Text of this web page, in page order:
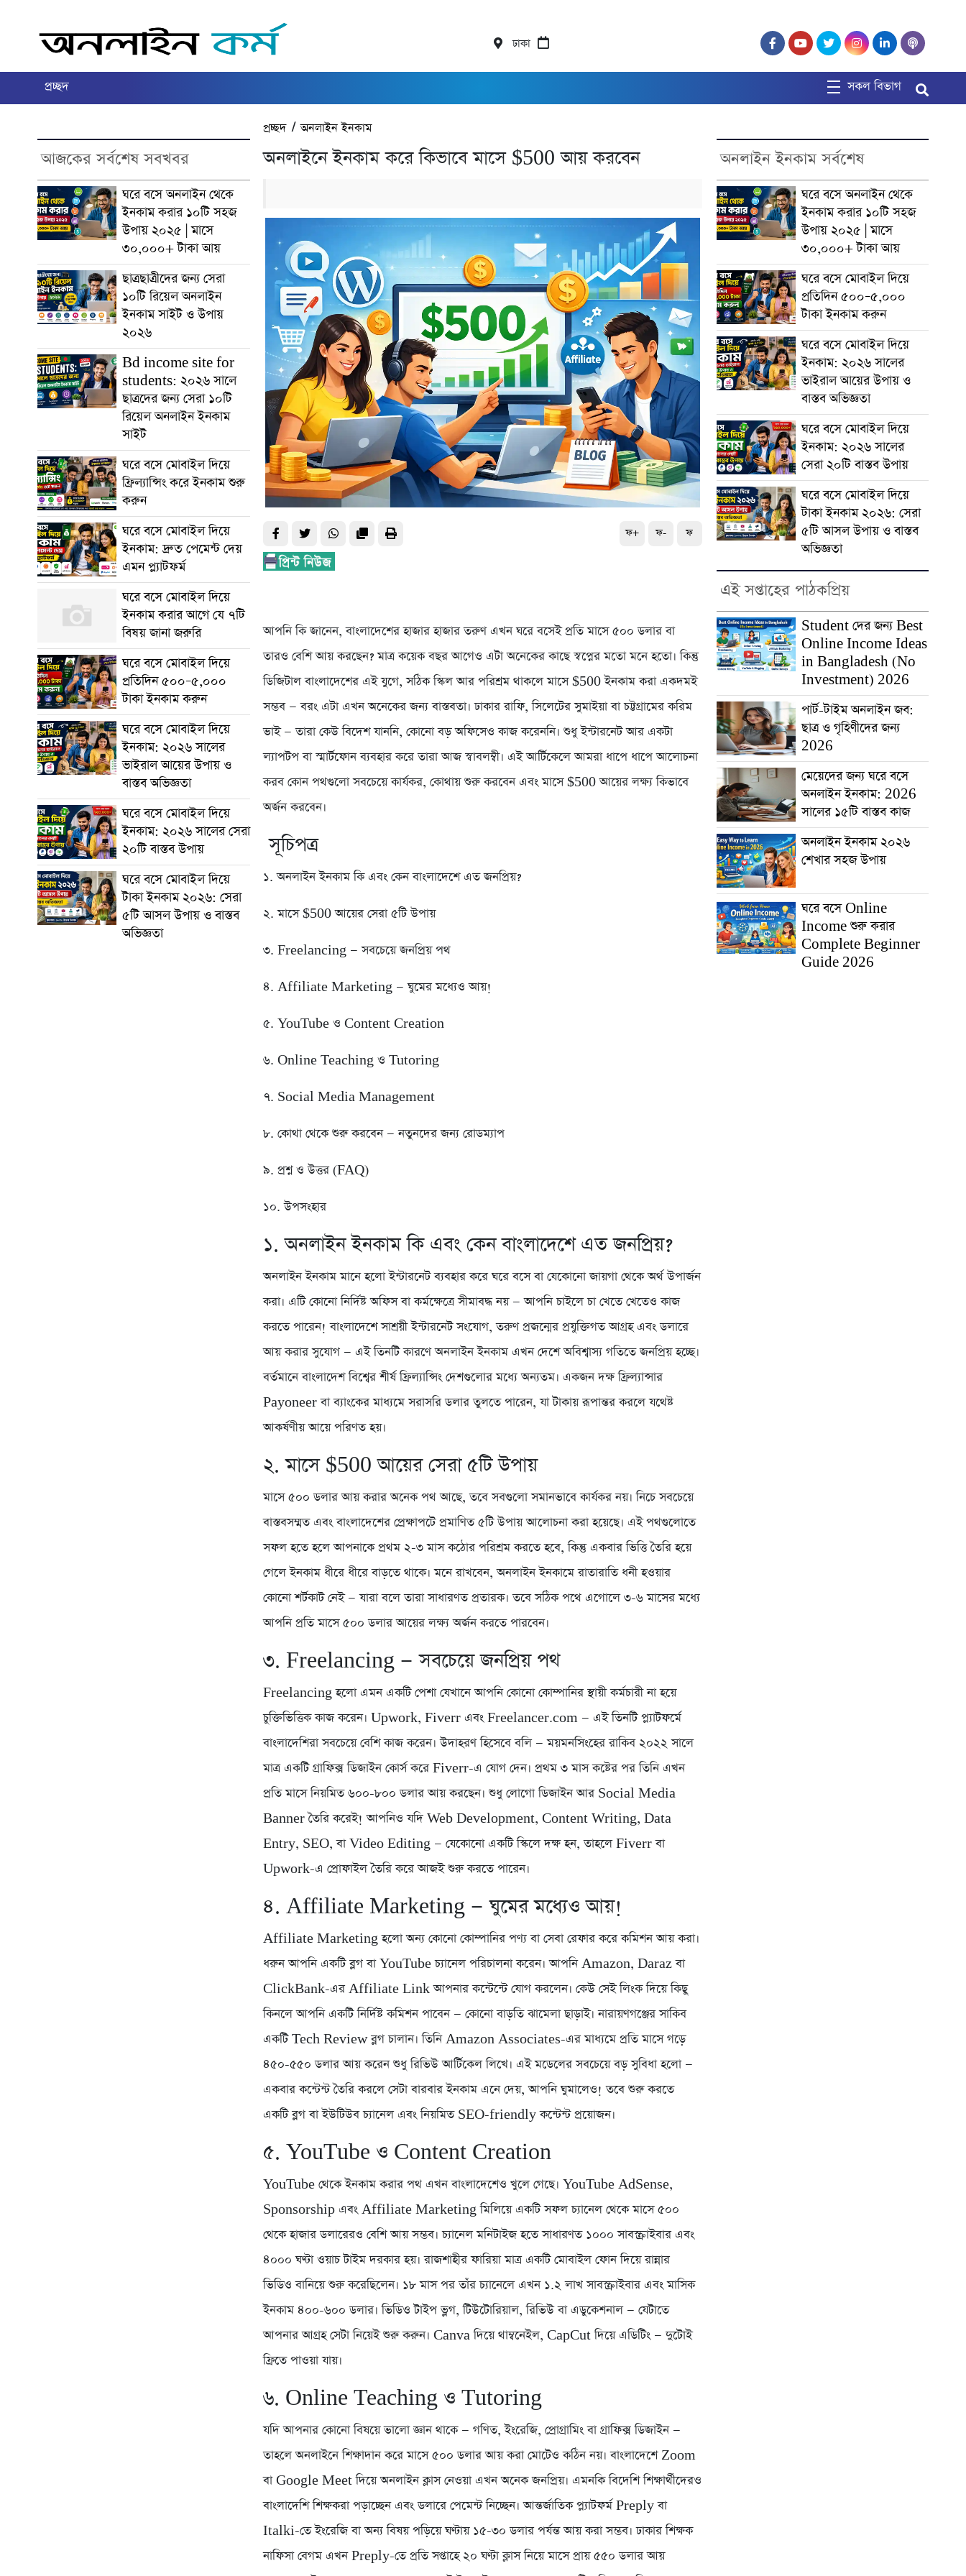
ঢাকা
প্রচ্ছদ সকল বিভাগ
আজকের সর্বশেষ সবখবর
ঘরে বসে অনলাইন থেকে
ইনকাম করার ১০টি সহজ
উপায় ২০২৫ | মাসে
৩০,০০০+ টাকা আয়
ছাত্রছাত্রীদের জন্য সেরা
১০টি রিয়েল অনলাইন
ইনকাম সাইট ও উপায়
২০২৬
Bd income site for
students: ২০২৬ সালে
ছাত্রদের জন্য সেরা ১০টি
রিয়েল অনলাইন ইনকাম
সাইট
ঘরে বসে মোবাইল দিয়ে
ফ্রিল্যান্সিং করে ইনকাম শুরু
করুন
ঘরে বসে মোবাইল দিয়ে
ইনকাম: দ্রুত পেমেন্ট দেয়
এমন প্ল্যাটফর্ম
ঘরে বসে মোবাইল দিয়ে
ইনকাম করার আগে যে ৭টি
বিষয় জানা জরুরি
ঘরে বসে মোবাইল দিয়ে
প্রতিদিন ৫০০–৫,০০০
টাকা ইনকাম করুন
ঘরে বসে মোবাইল দিয়ে
ইনকাম: ২০২৬ সালের
ভাইরাল আয়ের উপায় ও
বাস্তব অভিজ্ঞতা
ঘরে বসে মোবাইল দিয়ে
ইনকাম: ২০২৬ সালের সেরা
২০টি বাস্তব উপায়
ঘরে বসে মোবাইল দিয়ে
টাকা ইনকাম ২০২৬: সেরা
৫টি আসল উপায় ও বাস্তব
অভিজ্ঞতা
প্রচ্ছদ/অনলাইন ইনকাম
অনলাইনে ইনকাম করে কিভাবে মাসে $500 আয় করবেন
ফ+ ফ- ফ
আপনি কি জানেন, বাংলাদেশের হাজার হাজার তরুণ এখন ঘরে বসেই প্রতি মাসে ৫০০ ডলার বা
তারও বেশি আয় করছেন? মাত্র কয়েক বছর আগেও এটা অনেকের কাছে স্বপ্নের মতো মনে হতো। কিন্তু
ডিজিটাল বাংলাদেশের এই যুগে, সঠিক স্কিল আর পরিশ্রম থাকলে মাসে $500 ইনকাম করা একদমই
সম্ভব — বরং এটা এখন অনেকের জন্য বাস্তবতা। ঢাকার রাফি, সিলেটের সুমাইয়া বা চট্টগ্রামের করিম
ভাই — তারা কেউ বিদেশ যাননি, কোনো বড় অফিসেও কাজ করেননি। শুধু ইন্টারনেট আর একটা
ল্যাপটপ বা স্মার্টফোন ব্যবহার করে তারা আজ স্বাবলম্বী। এই আর্টিকেলে আমরা ধাপে ধাপে আলোচনা
করব কোন পথগুলো সবচেয়ে কার্যকর, কোথায় শুরু করবেন এবং মাসে $500 আয়ের লক্ষ্য কিভাবে
অর্জন করবেন।
সূচিপত্র
১. অনলাইন ইনকাম কি এবং কেন বাংলাদেশে এত জনপ্রিয়?
২. মাসে $500 আয়ের সেরা ৫টি উপায়
৩. Freelancing — সবচেয়ে জনপ্রিয় পথ
৪. Affiliate Marketing — ঘুমের মধ্যেও আয়!
৫. YouTube ও Content Creation
৬. Online Teaching ও Tutoring
৭. Social Media Management
৮. কোথা থেকে শুরু করবেন — নতুনদের জন্য রোডম্যাপ
৯. প্রশ্ন ও উত্তর (FAQ)
১০. উপসংহার
১. অনলাইন ইনকাম কি এবং কেন বাংলাদেশে এত জনপ্রিয়?
অনলাইন ইনকাম মানে হলো ইন্টারনেট ব্যবহার করে ঘরে বসে বা যেকোনো জায়গা থেকে অর্থ উপার্জন
করা। এটি কোনো নির্দিষ্ট অফিস বা কর্মক্ষেত্রে সীমাবদ্ধ নয় — আপনি চাইলে চা খেতে খেতেও কাজ
করতে পারেন! বাংলাদেশে সাশ্রয়ী ইন্টারনেট সংযোগ, তরুণ প্রজন্মের প্রযুক্তিগত আগ্রহ এবং ডলারে
আয় করার সুযোগ — এই তিনটি কারণে অনলাইন ইনকাম এখন দেশে অবিশ্বাস্য গতিতে জনপ্রিয় হচ্ছে।
বর্তমানে বাংলাদেশ বিশ্বের শীর্ষ ফ্রিল্যান্সিং দেশগুলোর মধ্যে অন্যতম। একজন দক্ষ ফ্রিল্যান্সার
Payoneer বা ব্যাংকের মাধ্যমে সরাসরি ডলার তুলতে পারেন, যা টাকায় রূপান্তর করলে যথেষ্ট
আকর্ষণীয় আয়ে পরিণত হয়।
২. মাসে $500 আয়ের সেরা ৫টি উপায়
মাসে ৫০০ ডলার আয় করার অনেক পথ আছে, তবে সবগুলো সমানভাবে কার্যকর নয়। নিচে সবচেয়ে
বাস্তবসম্মত এবং বাংলাদেশের প্রেক্ষাপটে প্রমাণিত ৫টি উপায় আলোচনা করা হয়েছে। এই পথগুলোতে
সফল হতে হলে আপনাকে প্রথম ২-৩ মাস কঠোর পরিশ্রম করতে হবে, কিন্তু একবার ভিত্তি তৈরি হয়ে
গেলে ইনকাম ধীরে ধীরে বাড়তে থাকে। মনে রাখবেন, অনলাইন ইনকামে রাতারাতি ধনী হওয়ার
কোনো শর্টকাট নেই — যারা বলে তারা সাধারণত প্রতারক। তবে সঠিক পথে এগোলে ৩-৬ মাসের মধ্যে
আপনি প্রতি মাসে ৫০০ ডলার আয়ের লক্ষ্য অর্জন করতে পারবেন।
৩. Freelancing — সবচেয়ে জনপ্রিয় পথ
Freelancing হলো এমন একটি পেশা যেখানে আপনি কোনো কোম্পানির স্থায়ী কর্মচারী না হয়ে
চুক্তিভিত্তিক কাজ করেন। Upwork, Fiverr এবং Freelancer.com — এই তিনটি প্ল্যাটফর্মে
বাংলাদেশিরা সবচেয়ে বেশি কাজ করেন। উদাহরণ হিসেবে বলি — ময়মনসিংহের রাকিব ২০২২ সালে
মাত্র একটি গ্রাফিক্স ডিজাইন কোর্স করে Fiverr-এ যোগ দেন। প্রথম ৩ মাস কষ্টের পর তিনি এখন
প্রতি মাসে নিয়মিত ৬০০-৮০০ ডলার আয় করছেন। শুধু লোগো ডিজাইন আর Social Media
Banner তৈরি করেই! আপনিও যদি Web Development, Content Writing, Data
Entry, SEO, বা Video Editing — যেকোনো একটি স্কিলে দক্ষ হন, তাহলে Fiverr বা
Upwork-এ প্রোফাইল তৈরি করে আজই শুরু করতে পারেন।
৪. Affiliate Marketing — ঘুমের মধ্যেও আয়!
Affiliate Marketing হলো অন্য কোনো কোম্পানির পণ্য বা সেবা রেফার করে কমিশন আয় করা।
ধরুন আপনি একটি ব্লগ বা YouTube চ্যানেল পরিচালনা করেন। আপনি Amazon, Daraz বা
ClickBank-এর Affiliate Link আপনার কন্টেন্টে যোগ করলেন। কেউ সেই লিংক দিয়ে কিছু
কিনলে আপনি একটি নির্দিষ্ট কমিশন পাবেন — কোনো বাড়তি ঝামেলা ছাড়াই। নারায়ণগঞ্জের সাকিব
একটি Tech Review ব্লগ চালান। তিনি Amazon Associates-এর মাধ্যমে প্রতি মাসে গড়ে
৪৫০-৫৫০ ডলার আয় করেন শুধু রিভিউ আর্টিকেল লিখে। এই মডেলের সবচেয়ে বড় সুবিধা হলো —
একবার কন্টেন্ট তৈরি করলে সেটা বারবার ইনকাম এনে দেয়, আপনি ঘুমালেও! তবে শুরু করতে
একটি ব্লগ বা ইউটিউব চ্যানেল এবং নিয়মিত SEO-friendly কন্টেন্ট প্রয়োজন।
৫. YouTube ও Content Creation
YouTube থেকে ইনকাম করার পথ এখন বাংলাদেশেও খুলে গেছে। YouTube AdSense,
Sponsorship এবং Affiliate Marketing মিলিয়ে একটি সফল চ্যানেল থেকে মাসে ৫০০
থেকে হাজার ডলারেরও বেশি আয় সম্ভব। চ্যানেল মনিটাইজ হতে সাধারণত ১০০০ সাবস্ক্রাইবার এবং
৪০০০ ঘণ্টা ওয়াচ টাইম দরকার হয়। রাজশাহীর ফারিয়া মাত্র একটি মোবাইল ফোন দিয়ে রান্নার
ভিডিও বানিয়ে শুরু করেছিলেন। ১৮ মাস পর তাঁর চ্যানেলে এখন ১.২ লাখ সাবস্ক্রাইবার এবং মাসিক
ইনকাম ৪০০-৬০০ ডলার। ভিডিও টাইপ ভ্লগ, টিউটোরিয়াল, রিভিউ বা এডুকেশনাল — যেটাতে
আপনার আগ্রহ সেটা নিয়েই শুরু করুন। Canva দিয়ে থাম্বনেইল, CapCut দিয়ে এডিটিং — দুটোই
ফ্রিতে পাওয়া যায়।
৬. Online Teaching ও Tutoring
যদি আপনার কোনো বিষয়ে ভালো জ্ঞান থাকে — গণিত, ইংরেজি, প্রোগ্রামিং বা গ্রাফিক্স ডিজাইন —
তাহলে অনলাইনে শিক্ষাদান করে মাসে ৫০০ ডলার আয় করা মোটেও কঠিন নয়। বাংলাদেশে Zoom
বা Google Meet দিয়ে অনলাইন ক্লাস নেওয়া এখন অনেক জনপ্রিয়। এমনকি বিদেশি শিক্ষার্থীদেরও
বাংলাদেশি শিক্ষকরা পড়াচ্ছেন এবং ডলারে পেমেন্ট নিচ্ছেন। আন্তর্জাতিক প্ল্যাটফর্ম Preply বা
Italki-তে ইংরেজি বা অন্য বিষয় পড়িয়ে ঘণ্টায় ১৫-৩০ ডলার পর্যন্ত আয় করা সম্ভব। ঢাকার শিক্ষক
নাফিসা বেগম এখন Preply-তে প্রতি সপ্তাহে ২০ ঘণ্টা ক্লাস নিয়ে মাসে প্রায় ৫৫০ ডলার আয়
অনলাইন ইনকাম সর্বশেষ
ঘরে বসে অনলাইন থেকে
ইনকাম করার ১০টি সহজ
উপায় ২০২৫ | মাসে
৩০,০০০+ টাকা আয়
ঘরে বসে মোবাইল দিয়ে
প্রতিদিন ৫০০–৫,০০০
টাকা ইনকাম করুন
ঘরে বসে মোবাইল দিয়ে
ইনকাম: ২০২৬ সালের
ভাইরাল আয়ের উপায় ও
বাস্তব অভিজ্ঞতা
ঘরে বসে মোবাইল দিয়ে
ইনকাম: ২০২৬ সালের
সেরা ২০টি বাস্তব উপায়
ঘরে বসে মোবাইল দিয়ে
টাকা ইনকাম ২০২৬: সেরা
৫টি আসল উপায় ও বাস্তব
অভিজ্ঞতা
এই সপ্তাহের পাঠকপ্রিয়
Student দের জন্য Best
Online Income Ideas
in Bangladesh (No
Investment) 2026
পার্ট-টাইম অনলাইন জব:
ছাত্র ও গৃহিণীদের জন্য
2026
মেয়েদের জন্য ঘরে বসে
অনলাইন ইনকাম: 2026
সালের ১৫টি বাস্তব কাজ
অনলাইন ইনকাম ২০২৬
শেখার সহজ উপায়
ঘরে বসে Online
Income শুরু করার
Complete Beginner
Guide 2026